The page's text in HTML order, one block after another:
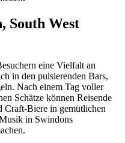
South West
eine Vielfalt an
in den pulsierenden Bars,
Nach einem Tag voller
Schätze können Reisende
Craft-Biere in gemütlichen
in Swindons